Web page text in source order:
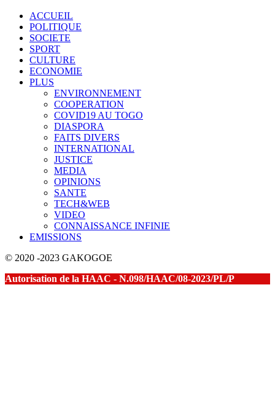
ACCUEIL
POLITIQUE
SOCIETE
SPORT
CULTURE
ECONOMIE
PLUS
ENVIRONNEMENT
COOPERATION
COVID19 AU TOGO
DIASPORA
FAITS DIVERS
INTERNATIONAL
JUSTICE
MEDIA
OPINIONS
SANTE
TECH&WEB
VIDEO
CONNAISSANCE INFINIE
EMISSIONS
© 2020 -2023 GAKOGOE
Autorisation de la HAAC - N.098/HAAC/08-2023/PL/P